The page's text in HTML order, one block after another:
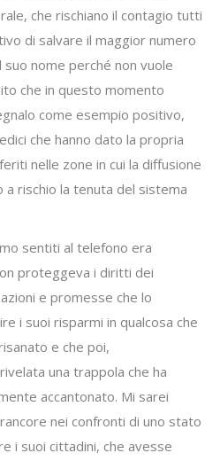
che rischiano il contagio tutti
di salvare il maggior numero
nome perché non vuole
che in questo momento
come esempio positivo,
che hanno dato la propria
nelle zone in cui la diffusione
rischio la tenuta del sistema
sentiti al telefono era
proteggeva i diritti dei
e promesse che lo
i suoi risparmi in qualcosa che
e che poi,
una trappola che ha
accantonato. Mi sarei
nei confronti di uno stato
i suoi cittadini, che avesse